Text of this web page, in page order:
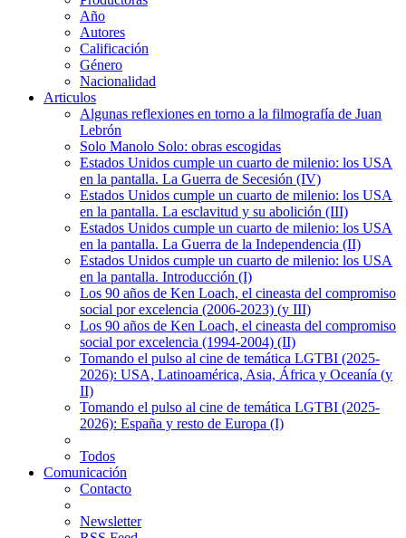
Año
Autores
Calificación
Género
Nacionalidad
Articulos
Algunas reflexiones en torno a la filmografía de Juan
Lebrón
Solo Manolo Solo: obras escogidas
Estados Unidos cumple un cuarto de milenio: los USA
en la pantalla. La Guerra de Secesión (IV)
Estados Unidos cumple un cuarto de milenio: los USA
en la pantalla. La esclavitud y su abolición (III)
Estados Unidos cumple un cuarto de milenio: los USA
en la pantalla. La Guerra de la Independencia (II)
Estados Unidos cumple un cuarto de milenio: los USA
en la pantalla. Introducción (I)
Los 90 años de Ken Loach, el cineasta del compromiso
social por excelencia (2006-2023) (y III)
Los 90 años de Ken Loach, el cineasta del compromiso
social por excelencia (1994-2004) (II)
Tomando el pulso al cine de temática LGTBI (2025-
2026): USA, Latinoamérica, Asia, África y Oceanía (y
II)
Tomando el pulso al cine de temática LGTBI (2025-
2026): España y resto de Europa (I)
Todos
Comunicación
Contacto
Newsletter